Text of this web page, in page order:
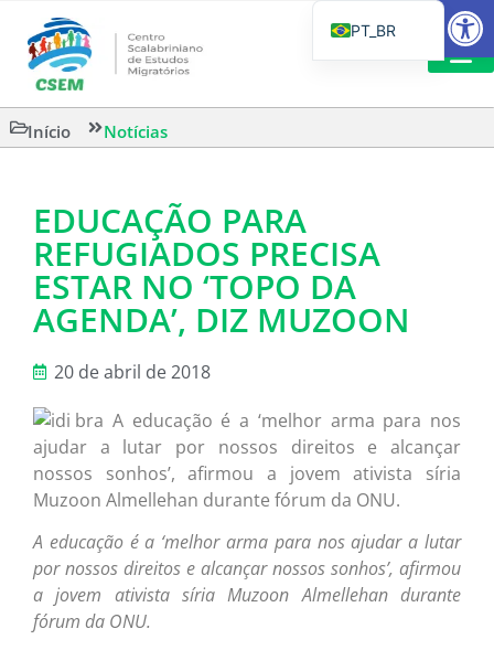
Início Notícias
EDUCAÇÃO PARA
REFUGIADOS PRECISA
ESTAR NO ‘TOPO DA
AGENDA’, DIZ MUZOON
20 de abril de 2018
A educação é a ‘melhor arma para nos
ajudar a lutar por nossos direitos e alcançar
nossos sonhos’, afirmou a jovem ativista síria
Muzoon Almellehan durante fórum da ONU.
A educação é a ‘melhor arma para nos ajudar a lutar
por nossos direitos e alcançar nossos sonhos’, afirmou
a jovem ativista síria Muzoon Almellehan durante
fórum da ONU.
PT_BR
IT